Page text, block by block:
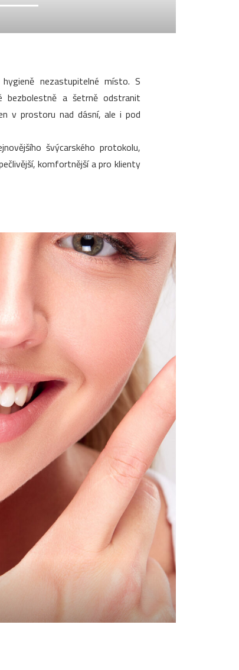
nezastupitelné místo. S
bezbolestně a šetrně odstranit
v prostoru nad dásní, ale i pod
švýcarského protokolu,
komfortnější a pro klienty